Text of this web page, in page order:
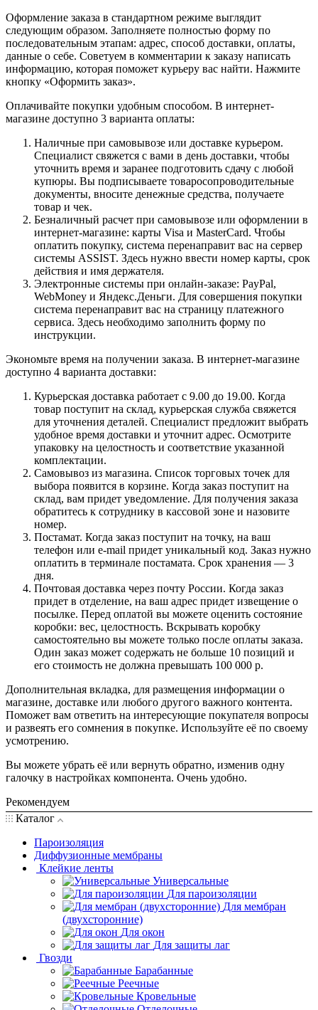
Оформление заказа в стандартном режиме выглядит
следующим образом. Заполняете полностью форму по
последовательным этапам: адрес, способ доставки, оплаты,
данные о себе. Советуем в комментарии к заказу написать
информацию, которая поможет курьеру вас найти. Нажмите
кнопку «Оформить заказ».
Оплачивайте покупки удобным способом. В интернет-
магазине доступно 3 варианта оплаты:
Наличные при самовывозе или доставке курьером.
Специалист свяжется с вами в день доставки, чтобы
уточнить время и заранее подготовить сдачу с любой
купюры. Вы подписываете товаросопроводительные
документы, вносите денежные средства, получаете
товар и чек.
Безналичный расчет при самовывозе или оформлении в
интернет-магазине: карты Visa и MasterCard. Чтобы
оплатить покупку, система перенаправит вас на сервер
системы ASSIST. Здесь нужно ввести номер карты, срок
действия и имя держателя.
Электронные системы при онлайн-заказе: PayPal,
WebMoney и Яндекс.Деньги. Для совершения покупки
система перенаправит вас на страницу платежного
сервиса. Здесь необходимо заполнить форму по
инструкции.
Экономьте время на получении заказа. В интернет-магазине
доступно 4 варианта доставки:
Курьерская доставка работает с 9.00 до 19.00. Когда
товар поступит на склад, курьерская служба свяжется
для уточнения деталей. Специалист предложит выбрать
удобное время доставки и уточнит адрес. Осмотрите
упаковку на целостность и соответствие указанной
комплектации.
Самовывоз из магазина. Список торговых точек для
выбора появится в корзине. Когда заказ поступит на
склад, вам придет уведомление. Для получения заказа
обратитесь к сотруднику в кассовой зоне и назовите
номер.
Постамат. Когда заказ поступит на точку, на ваш
телефон или e-mail придет уникальный код. Заказ нужно
оплатить в терминале постамата. Срок хранения — 3
дня.
Почтовая доставка через почту России. Когда заказ
придет в отделение, на ваш адрес придет извещение о
посылке. Перед оплатой вы можете оценить состояние
коробки: вес, целостность. Вскрывать коробку
самостоятельно вы можете только после оплаты заказа.
Один заказ может содержать не больше 10 позиций и
его стоимость не должна превышать 100 000 р.
Дополнительная вкладка, для размещения информации о
магазине, доставке или любого другого важного контента.
Поможет вам ответить на интересующие покупателя вопросы
и развеять его сомнения в покупке. Используйте её по своему
усмотрению.
Вы можете убрать её или вернуть обратно, изменив одну
галочку в настройках компонента. Очень удобно.
Рекомендуем
Каталог
Пароизоляция
Диффузионные мембраны
Клейкие ленты
Универсальные
Для пароизоляции
Для мембран
(двухсторонние)
Для окон
Для защиты лаг
Гвозди
Барабанные
Реечные
Кровельные